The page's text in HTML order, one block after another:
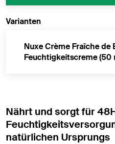
Varianten
Nuxe Crème Fraîche de
Feuchtigkeitscreme (50
Nährt und sorgt für
natürlichen Ursprungs